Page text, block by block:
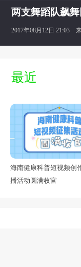
两支舞蹈队飙
2017年08月12日 21:03
最近
海南健康科普短视频创
播活动圆满收官